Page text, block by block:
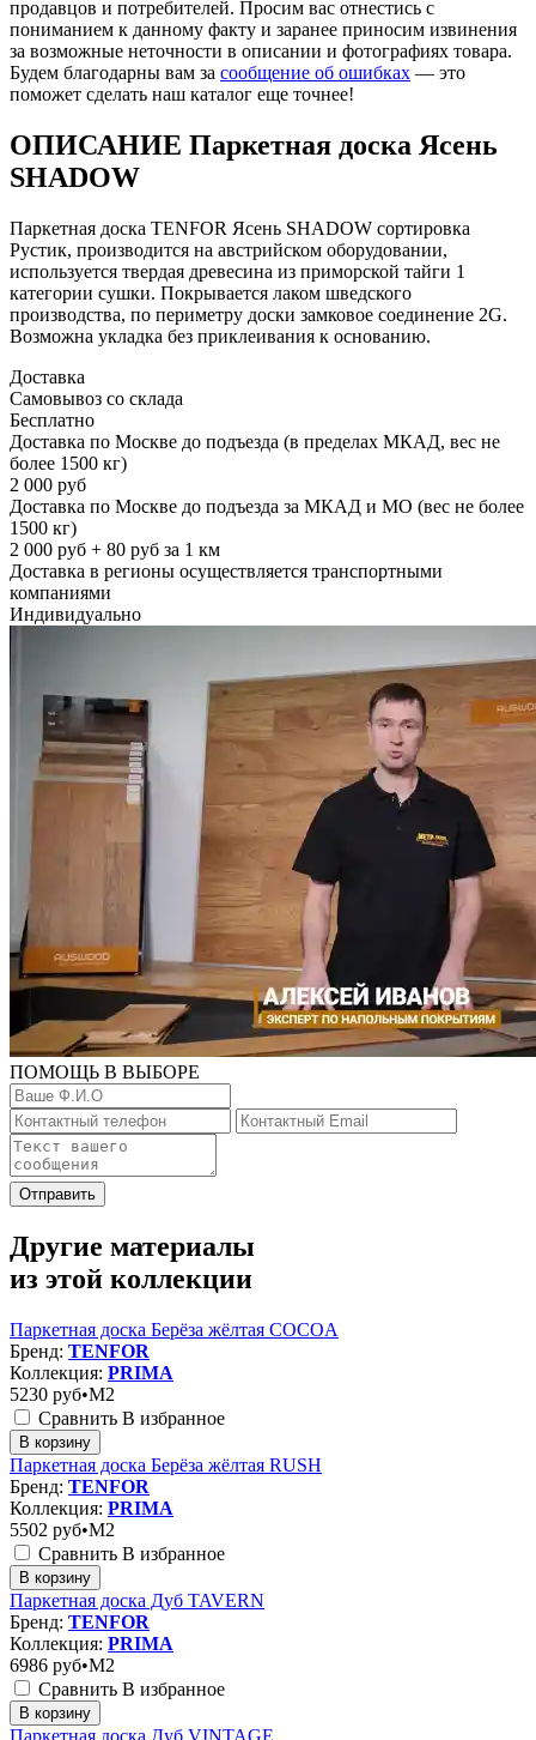
продавцов и потребителей. Просим вас отнестись с
пониманием к данному факту и заранее приносим извинения
за возможные неточности в описании и фотографиях товара.
Будем благодарны вам за сообщение об ошибках — это
поможет сделать наш каталог еще точнее!
ОПИСАНИЕ Паркетная доска Ясень
SHADOW
Паркетная доска TENFOR Ясень SHADOW сортировка
Рустик, производится на австрийском оборудовании,
используется твердая древесина из приморской тайги 1
категории сушки. Покрывается лаком шведского
производства, по периметру доски замковое соединение 2G.
Возможна укладка без приклеивания к основанию.
Доставка
Самовывоз со склада
Бесплатно
Доставка по Москве до подъезда (в пределах МКАД, вес не
более 1500 кг)
2 000 руб
Доставка по Москве до подъезда за МКАД и МО (вес не более
1500 кг)
2 000 руб + 80 руб за 1 км
Доставка в регионы осуществляется транспортными
компаниями
Индивидуально
ПОМОЩЬ В ВЫБОРЕ
Отправить
Другие материалы
из этой коллекции
Паркетная доска Берёза жёлтая COCOA
Бренд: TENFOR
Коллекция: PRIMA
5230 руб•M2
Сравнить В избранное
В корзину
Паркетная доска Берёза жёлтая RUSH
Бренд: TENFOR
Коллекция: PRIMA
5502 руб•M2
Сравнить В избранное
В корзину
Паркетная доска Дуб TAVERN
Бренд: TENFOR
Коллекция: PRIMA
6986 руб•M2
Сравнить В избранное
В корзину
Паркетная доска Дуб VINTAGE